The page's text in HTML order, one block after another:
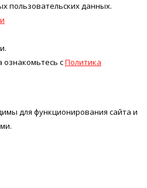
пользовательских данных.
ознакомьтесь сПолитика
для функционирования сайта и